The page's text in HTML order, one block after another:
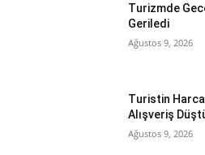
Turizmde
Geriledi
Ağustos 9, 2026
Turistin
Alışveriş
Ağustos 9, 2026